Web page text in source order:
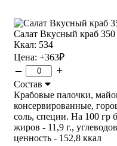
Салат Вкусный краб 350
Ккал: 534
Цена: +363₽
– +
Состав
Крабовые палочки,
консервированные,
соль, специи. На 100 гр
жиров - 11,9 г.,
ценность - 152,8 ккал